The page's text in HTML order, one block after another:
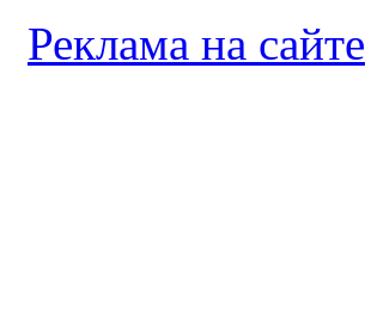
Реклама на сайте